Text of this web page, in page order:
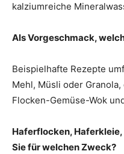
kalziumreiche
Als Vorgeschmack,
Beispielhafte Rezepte
Mehl, Müsli oder
Flocken-Gemüse-Wok
Haferflocken,
Sie für welchen Zweck?